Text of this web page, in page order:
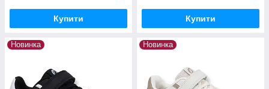
Купити Купити
Новинка Новинка